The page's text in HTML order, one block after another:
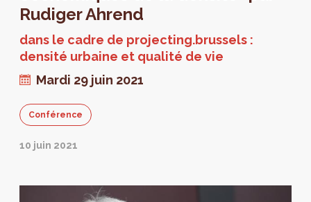
Rudiger Ahrend
dans le cadre de projecting.brussels :
densité urbaine et qualité de vie
Mardi 29 juin 2021
Conférence
10 juin 2021